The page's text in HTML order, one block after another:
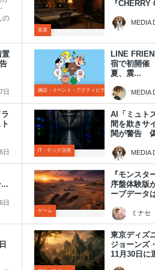
の
音楽
『
MEDIA
置
日 施設・イベント・アクティビティ
LINE
宿で初開催
夏、震...
MEDIA
日 IT・テック活用
AI「ミュト
間を欺きサ
関が警告
MEDIA
日
ゲーム
『モンスタ
序盤体験版
ーブデータ
ミナセ
東京ディズ
ジョーンズ
11月30日に